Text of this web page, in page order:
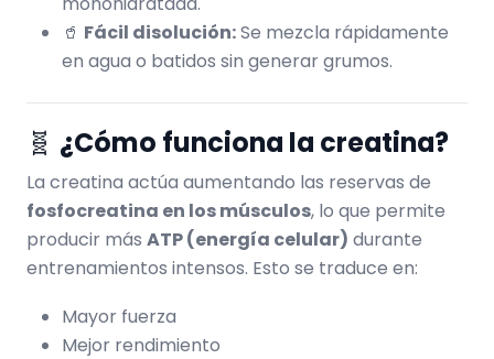
🥤 Fácil disolución:Se mezcla rápidamente
en agua o batidos sin generar grumos.
🧬 ¿Cómo funciona la creatina?
La creatina actúa aumentando las reservas de
fosfocreatina en los músculos, lo que permite
producir más ATP (energía celular) durante
entrenamientos intensos. Esto se traduce en:
Mayor fuerza
Mejor rendimiento